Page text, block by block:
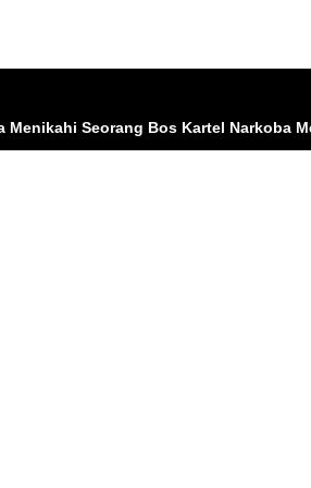
Menikahi Seorang Bos Kartel Narkoba